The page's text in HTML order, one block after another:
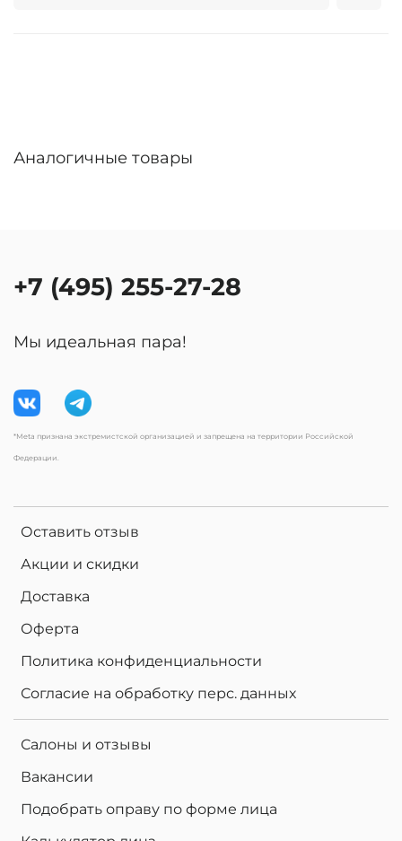
Аналогичные товары
Оставить отзыв
Акции и скидки
Доставка
Оферта
Политика конфиденциальности
Согласие на обработку перс. данных
Салоны и отзывы
Вакансии
Подобрать оправу по форме лица
+7 (495) 255-27-28
Мы идеальная пара!
*Meta признана экстремистской организацией и запрещена на территории Российской
Федерации.